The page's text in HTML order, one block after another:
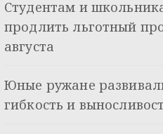
Студентам и
продлить льготный
августа
Юные ружане
гибкость и